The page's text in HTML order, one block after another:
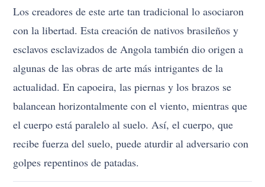
Los creadores de este arte tan tradicional lo asociaron
con la libertad. Esta creación de nativos brasileños y
esclavos esclavizados de Angola también dio origen a
algunas de las obras de arte más intrigantes de la
actualidad. En capoeira, las piernas y los brazos se
balancean horizontalmente con el viento, mientras que
el cuerpo está paralelo al suelo. Así, el cuerpo, que
recibe fuerza del suelo, puede aturdir al adversario con
golpes repentinos de patadas.